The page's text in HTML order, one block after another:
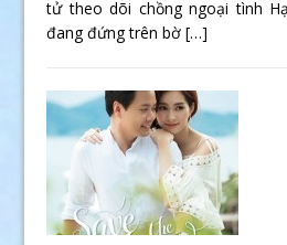
tử theo dõi chồng ngoại tình
đang đứng trên bờ[…]